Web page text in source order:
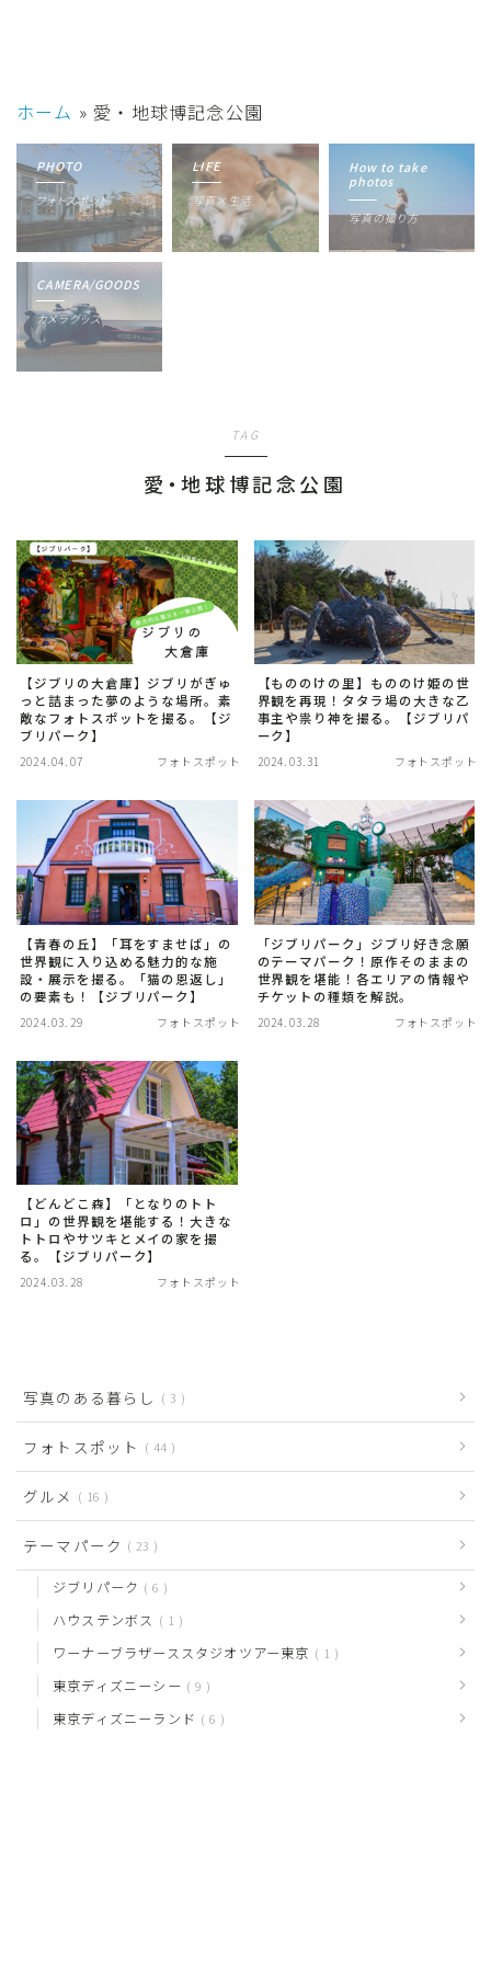
ホーム » 愛・地球博記念公園
フォトスポット
PHOTO
写真×生活
LIFE
写真の撮り方
How to take
photos
カメラグッズ
CAMERA/GOODS
TAG
愛・地球博記念公園
【ジブリの大倉庫】ジブリがぎゅ
っと詰まった夢のような場所。素
敵なフォトスポットを撮る。【ジ
ブリパーク】
2024.04.07 フォトスポット
【もののけの里】もののけ姫の世
界観を再現！タタラ場の大きな乙
事主や祟り神を撮る。【ジブリパ
ーク】
2024.03.31 フォトスポット
【青春の丘】「耳をすませば」の
世界観に入り込める魅力的な施
設・展示を撮る。「猫の恩返し」
の要素も！【ジブリパーク】
2024.03.29 フォトスポット
「ジブリパーク」ジブリ好き念願
のテーマパーク！原作そのままの
世界観を堪能！各エリアの情報や
チケットの種類を解説。
2024.03.28 フォトスポット
【どんどこ森】「となりのトト
ロ」の世界観を堪能する！大きな
トトロやサツキとメイの家を撮
る。【ジブリパーク】
2024.03.28 フォトスポット
写真のある暮らし 3
フォトスポット 44
グルメ 16
テーマパーク 23
ジブリパーク 6
ハウステンボス 1
ワーナーブラザーススタジオツアー東京 1
東京ディズニーシー 9
東京ディズニーランド 6